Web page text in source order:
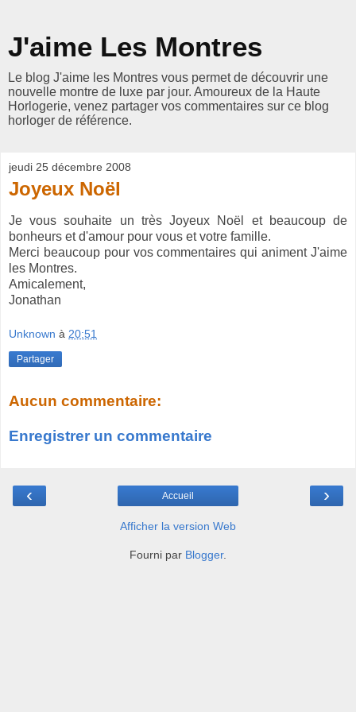
J'aime Les Montres
Le blog J'aime les Montres vous permet de découvrir une
nouvelle montre de luxe par jour. Amoureux de la Haute
Horlogerie, venez partager vos commentaires sur ce blog
horloger de référence.
jeudi 25 décembre 2008
Joyeux Noël
Je vous souhaite un très Joyeux Noël et beaucoup de
bonheurs et d'amour pour vous et votre famille.
Merci beaucoup pour vos commentaires qui animent J'aime
les Montres.
Amicalement,
Jonathan
Unknown à 20:51
Partager
Aucun commentaire:
Enregistrer un commentaire
‹ ›
Accueil
Afficher la version Web
Fourni par Blogger.